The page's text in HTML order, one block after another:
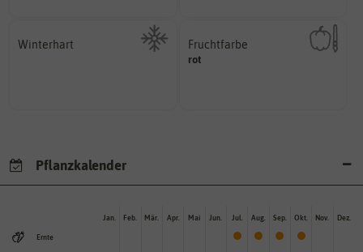
Winterhart Fruchtfarbe
rot
sie nach dem Reifungsprozess
hat.
Pflanzkalender
Ernte
Jan. Feb. Mär. Apr. Mai Jun. Jul. Aug. Sep. Okt. Nov. Dez.